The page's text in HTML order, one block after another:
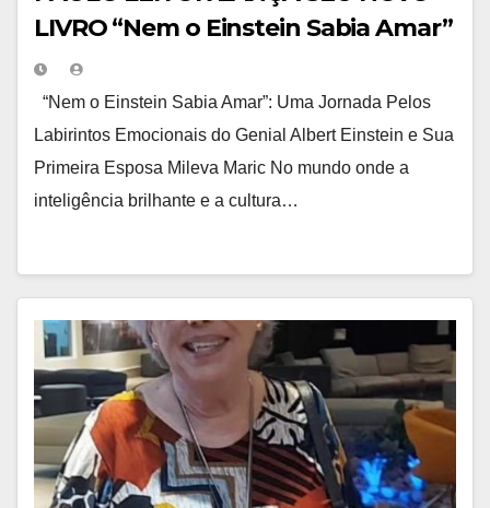
LIVRO “Nem o Einstein Sabia Amar”
“Nem o Einstein Sabia Amar”: Uma Jornada Pelos
Labirintos Emocionais do Genial Albert Einstein e Sua
Primeira Esposa Mileva Maric No mundo onde a
inteligência brilhante e a cultura…